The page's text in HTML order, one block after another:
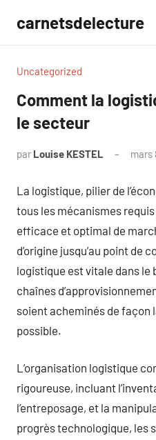
contenu
carnetsdelecture
Uncategorized
Comment la
le secteur
par Louise KESTEL mars
La logistique, pilier de
tous les mécanismes
efficace et optimal de
d’origine jusqu’au point de
logistique est vitale dans
chaînes
soient acheminés de façon
possible.
L’organisation logistique
rigoureuse, incluant
l’entreposage, et la
progrès technologique, les